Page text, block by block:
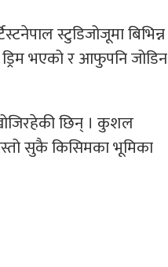
स्टुडिजोजूमा बिभिन्न
भएको र आफुपनि जोडिन
छिन् । कुशल
सुकै किसिमका भूमिका